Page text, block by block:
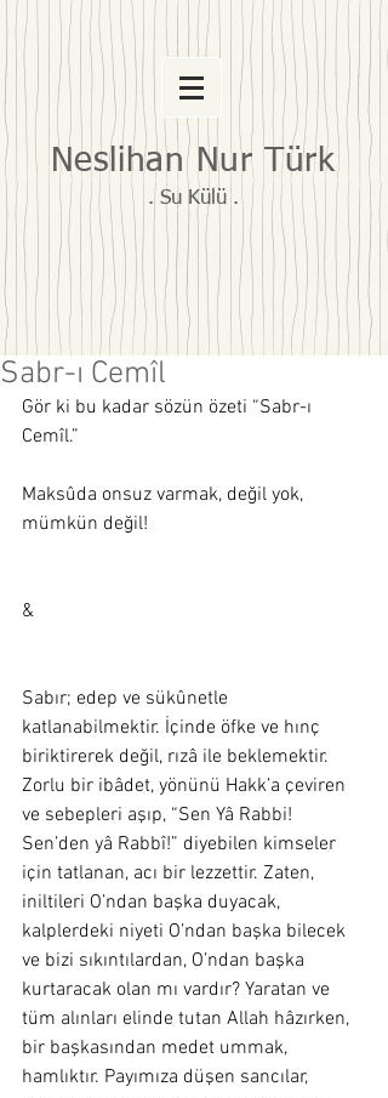
Neslihan Nur Türk
. Su Külü .
Sabr-ı Cemîl
Gör ki bu kadar sözün özeti “Sabr-ı
Cemîl.”
Maksûda onsuz varmak, değil yok,
mümkün değil!
&
Sabır; edep ve sükûnetle
katlanabilmektir. İçinde öfke ve hınç
biriktirerek değil, rızâ ile beklemektir.
Zorlu bir ibâdet, yönünü Hakk’a çeviren
ve sebepleri aşıp, “Sen Yâ Rabbi!
Sen’den yâ Rabbî!” diyebilen kimseler
için tatlanan, acı bir lezzettir. Zaten,
iniltileri O’ndan başka duyacak,
kalplerdeki niyeti O’ndan başka bilecek
ve bizi sıkıntılardan, O’ndan başka
kurtaracak olan mı vardır? Yaratan ve
tüm alınları elinde tutan Allah hâzırken,
bir başkasından medet ummak,
hamlıktır. Payımıza düşen sancılar,